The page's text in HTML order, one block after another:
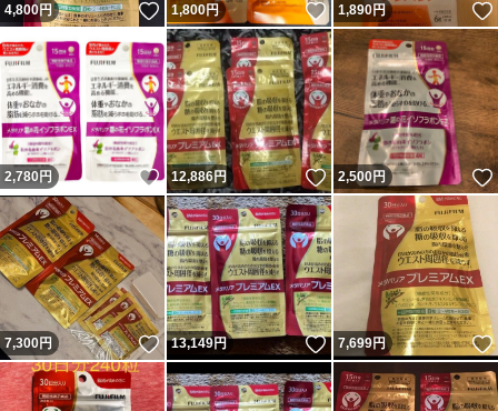
4,800円 いいね！
1,800円 いいね！
1,890円
2,780円 いいね！
12,886円 いいね！
2,500円
7,300円 いいね！
13,149円 いいね！
7,699円